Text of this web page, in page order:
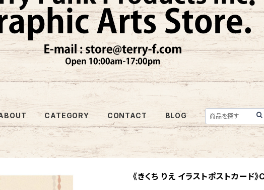
CATEGORY CONTACT BLOG
《きくち りえ イラストポストカー